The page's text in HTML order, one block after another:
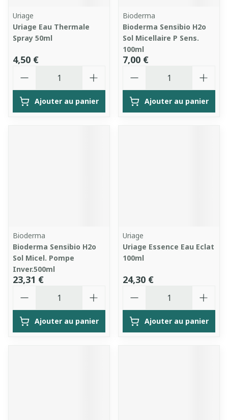
Uriage
Uriage Eau Thermale
Spray 50ml
4,50 €
Ajouter au panier
Bioderma
Bioderma Sensibio H2o
Sol Micellaire P Sens.
100ml
7,00 €
Ajouter au panier
Bioderma
Bioderma Sensibio H2o
Sol Micel. Pompe
Inver.500ml
23,31 €
Ajouter au panier
Uriage
Uriage Essence Eau Eclat
100ml
24,30 €
Ajouter au panier